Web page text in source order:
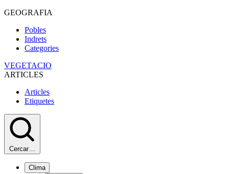
GEOGRAFIA
Pobles
Indrets
Categories
VEGETACIO
ARTICLES
Articles
Etiquetes
Cercar…
Clima